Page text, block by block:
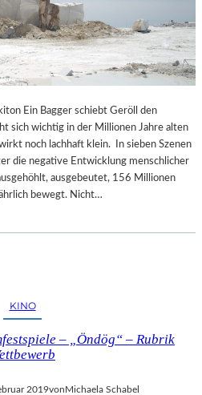
Ein Bagger schiebt Geröll den
sich wichtig in der Millionen Jahre alten
noch lachhaft klein. In sieben Szenen
die negative Entwicklung menschlicher
ausgebeutet, 156 Millionen
bewegt. Nicht…
KINO
– „Öndög“ – Rubrik
2019vonMichaela Schabel